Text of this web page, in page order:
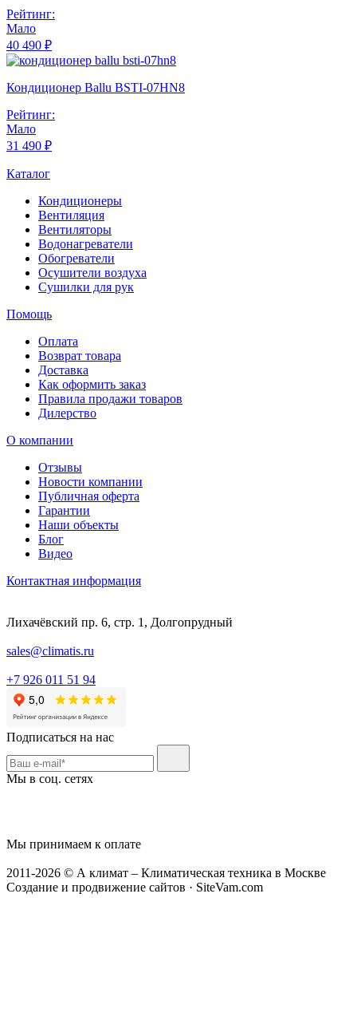
Рейтинг:
Мало
40 490 ₽
Кондиционер Ballu BSTI-07HN8
Рейтинг:
Мало
31 490 ₽
Каталог
Кондиционеры
Вентиляция
Вентиляторы
Водонагреватели
Обогреватели
Осушители воздуха
Сушилки для рук
Помощь
Оплата
Возврат товара
Доставка
Как оформить заказ
Правила продажи товаров
Дилерство
О компании
Отзывы
Новости компании
Публичная оферта
Гарантии
Наши объекты
Блог
Видео
Контактная информация
Лихачёвский пр. 6, стр. 1, Долгопрудный
sales@climatis.ru
+7 926 011 51 94
Подписаться на нас
Мы в соц. сетях
Мы принимаем к оплате
2011-2026 © А климат – Климатическая техника в Москве
Создание и продвижение сайтов · SiteVam.com